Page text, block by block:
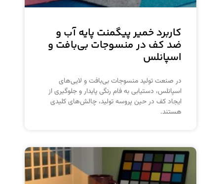
کاربرد خمیر پیگمنت پایه آب و
ضد کف در منسوجات بی‌بافت و
اسپانلس
در صنعت تولید منسوجات بی‌بافت و لایی‌های
اسپانلس، دستیابی به فام رنگی پایدار و جلوگیری از
ایجاد کف در حین پروسه تولید، چالش‌های کلیدی
هستند.